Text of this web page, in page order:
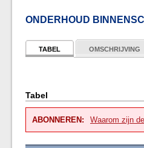
ONDERHOUD
TABEL OMSCHRIJVING
Tabel
ABONNEREN: Waarom zijn